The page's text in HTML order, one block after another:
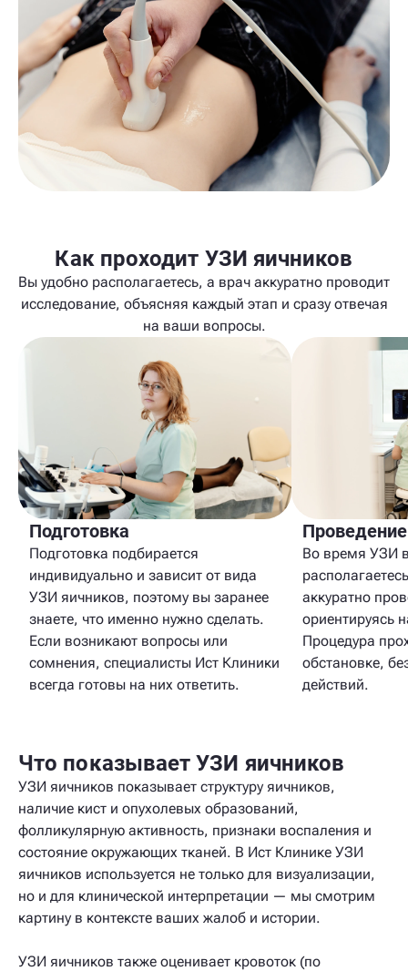
Как проходит УЗИ яичников
Вы удобно располагаетесь, а врач аккуратно проводит
исследование, объясняя каждый этап и сразу отвечая
на ваши вопросы.
Подготовка
Подготовка подбирается
индивидуально и зависит от вида
УЗИ яичников, поэтому вы заранее
знаете, что именно нужно сделать.
Если возникают вопросы или
сомнения, специалисты Ист Клиники
всегда готовы на них ответить.
Во время УЗИ
аккуратно
ориентируясь
Процедура
обстановке,
действий.
Что показывает УЗИ яичников
УЗИ яичников показывает структуру яичников,
наличие кист и опухолевых образований,
фолликулярную активность, признаки воспаления и
состояние окружающих тканей. В Ист Клинике УЗИ
яичников используется не только для визуализации,
но и для клинической интерпретации — мы смотрим
картину в контексте ваших жалоб и истории.
УЗИ яичников также оценивает кровоток (по